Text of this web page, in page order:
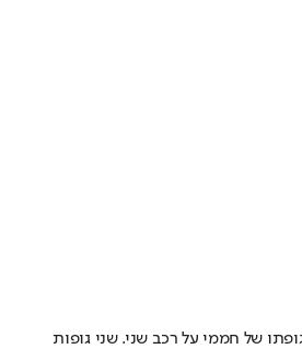
גופתו של חממי על רכב שני. שני גופות